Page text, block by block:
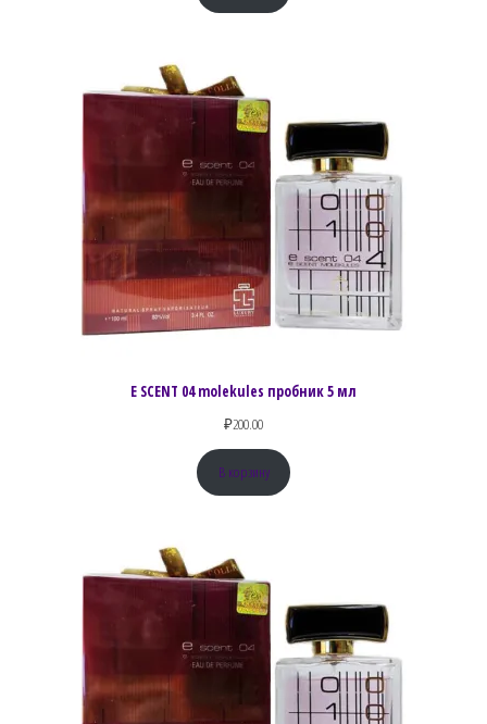
E SCENT 04 molekules пробник 5 мл
₽200.00
В корзину